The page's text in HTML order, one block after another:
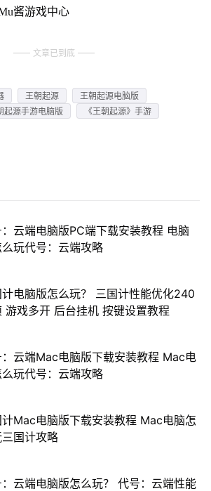
酱游戏中心
文章已到底
王朝起源
王朝起源电脑版
起源手游电脑版 《王朝起源》手游
云端电脑版PC端下载安装教程 电脑
么玩代号：云端攻略
计电脑版怎么玩？ 三国计性能优化240
游戏多开 后台挂机 按键设置教程
云端Mac电脑版下载安装教程 Mac电
么玩代号：云端攻略
计Mac电脑版下载安装教程 Mac电脑怎
三国计攻略
云端电脑版怎么玩？ 代号：云端性能